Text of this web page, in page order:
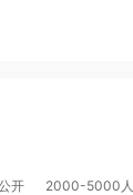
开 2000-5000人